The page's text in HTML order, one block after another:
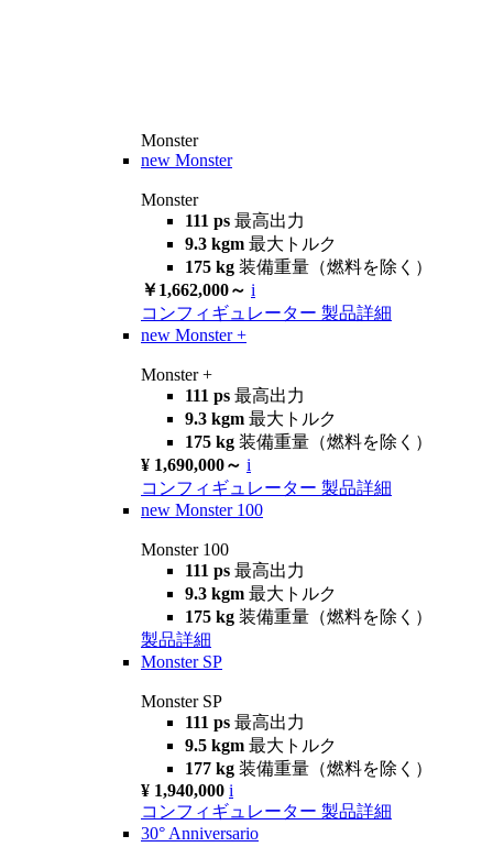
Monster
new Monster
Monster
111 ps 最高出力
9.3 kgm 最大トルク
175 kg 装備重量（燃料を除く）
￥1,662,000～ i
コンフィギュレーター 製品詳細
new Monster +
Monster +
111 ps 最高出力
9.3 kgm 最大トルク
175 kg 装備重量（燃料を除く）
¥ 1,690,000～ i
コンフィギュレーター 製品詳細
new Monster 100
Monster 100
111 ps 最高出力
9.3 kgm 最大トルク
175 kg 装備重量（燃料を除く）
製品詳細
Monster SP
Monster SP
111 ps 最高出力
9.5 kgm 最大トルク
177 kg 装備重量（燃料を除く）
¥ 1,940,000 i
コンフィギュレーター 製品詳細
30° Anniversario